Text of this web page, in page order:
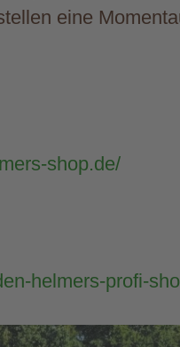
eine
shop.de/
helmers-profi-